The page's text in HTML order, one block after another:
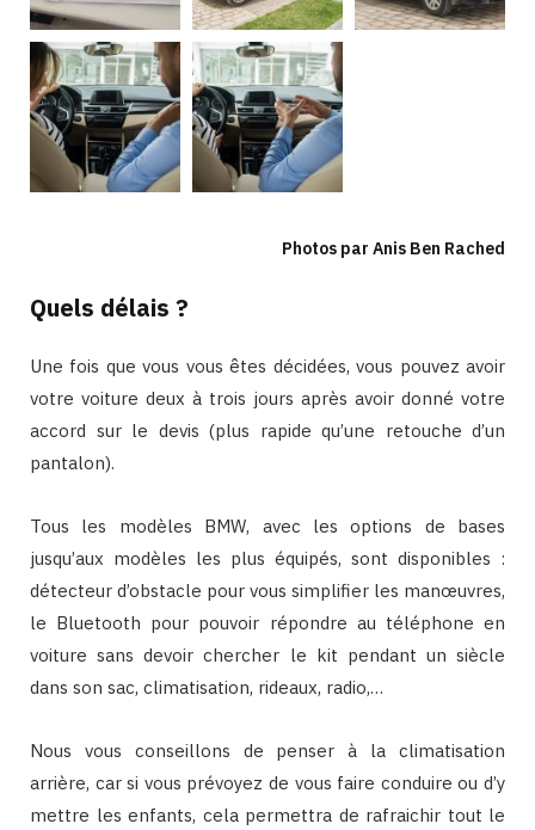
Photos par Anis Ben Rached
Quels délais ?
Une fois que vous vous êtes décidées, vous pouvez avoir
votre voiture deux à trois jours après avoir donné votre
accord sur le devis (plus rapide qu’une retouche d’un
pantalon).
Tous les modèles BMW, avec les options de bases
jusqu’aux modèles les plus équipés, sont disponibles :
détecteur d’obstacle pour vous simplifier les manœuvres,
le Bluetooth pour pouvoir répondre au téléphone en
voiture sans devoir chercher le kit pendant un siècle
dans son sac, climatisation, rideaux, radio,…
Nous vous conseillons de penser à la climatisation
arrière, car si vous prévoyez de vous faire conduire ou d’y
mettre les enfants, cela permettra de rafraichir tout le